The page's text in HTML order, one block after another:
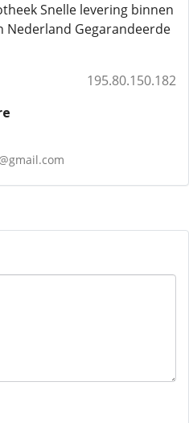
Snelle levering binnen
Nederland Gegarandeerde
195.80.150.182